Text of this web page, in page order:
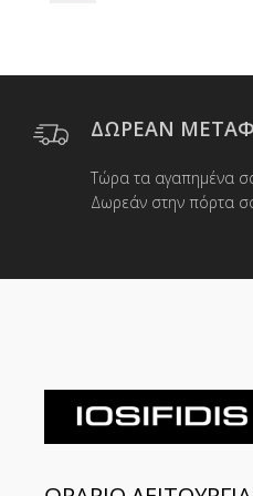
ΔΩΡΕΑΝ
Τώρα τα αγαπημένα
Δωρεάν στην πόρτα